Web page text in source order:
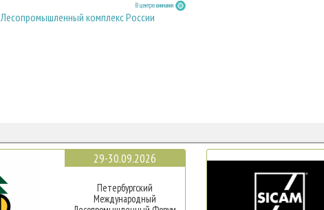
В центре внимания
Лесопромышленный комплекс России
29-30.09.2026
Петербургский
Международный